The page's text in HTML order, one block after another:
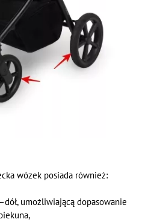
wózek posiada również:
umożliwiającą dopasowanie